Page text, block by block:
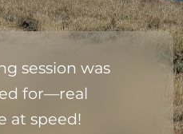
session was
for—real
at speed!